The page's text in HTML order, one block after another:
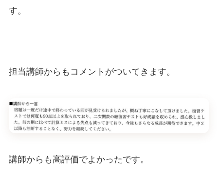
す。
担当講師からもコメントがついてきます。
講師からも高評価でよかったです。